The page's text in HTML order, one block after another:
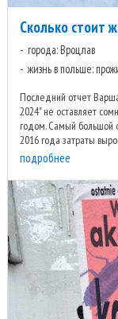
Сколько стоит
города: Вроцлав
жизнь в польше:
Последний отчет
2024" не оставляет
годом. Самый большой
2016 года затраты
подробнее